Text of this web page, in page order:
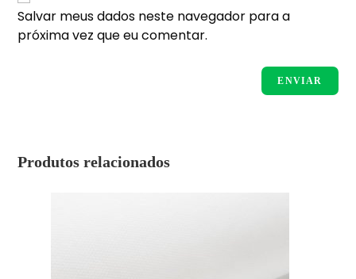
Salvar meus dados neste navegador para a
próxima vez que eu comentar.
Produtos relacionados